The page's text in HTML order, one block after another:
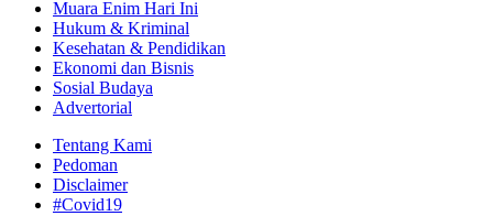
Muara Enim Hari Ini
Hukum & Kriminal
Kesehatan & Pendidikan
Ekonomi dan Bisnis
Sosial Budaya
Advertorial
Tentang Kami
Pedoman
Disclaimer
#Covid19